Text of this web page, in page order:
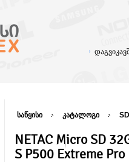
საწყისი კატალოგი
NETAC Micro SD
S P500 Extreme Pro